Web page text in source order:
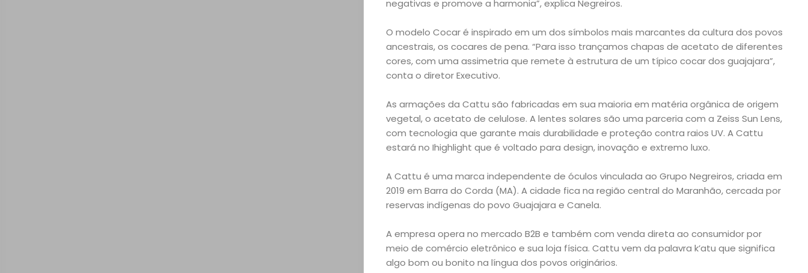
Entretenimento
Empreendedorismo
Feiras
e
Eventos
Negócios
Notícias
Viagens
negativas e promove a harmonia”, explica Negreiros.
O modelo Cocar é inspirado em um dos símbolos mais marcantes da cultura dos povos
ancestrais, os cocares de pena. “Para isso trançamos chapas de acetato de diferentes
cores, com uma assimetria que remete à estrutura de um típico cocar dos guajajara”,
conta o diretor Executivo.
As armações da Cattu são fabricadas em sua maioria em matéria orgânica de origem
vegetal, o acetato de celulose. A lentes solares são uma parceria com a Zeiss Sun Lens,
com tecnologia que garante mais durabilidade e proteção contra raios UV. A Cattu
estará no Ihighlight que é voltado para design, inovação e extremo luxo.
A Cattu é uma marca independente de óculos vinculada ao Grupo Negreiros, criada em
2019 em Barra do Corda (MA). A cidade fica na região central do Maranhão, cercada por
reservas indígenas do povo Guajajara e Canela.
A empresa opera no mercado B2B e também com venda direta ao consumidor por
meio de comércio eletrônico e sua loja física. Cattu vem da palavra k’atu que significa
algo bom ou bonito na língua dos povos originários.